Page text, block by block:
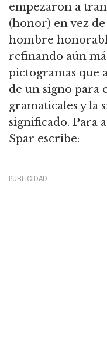
empezaron a
(honor) en vez
hombre
refinando aún
pictogramas que
de un signo para
gramaticales y la
significado. Para
Spar escribe:
PUBLICIDAD